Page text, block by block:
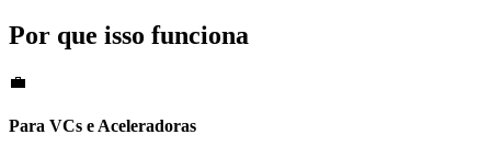
Por que isso funciona
💼
Para VCs e Aceleradoras